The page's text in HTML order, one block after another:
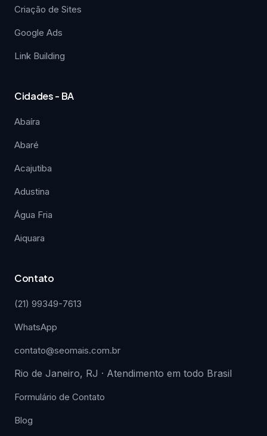
Criação de Sites
Google Ads
Link Building
Cidades - BA
Abaíra
Abaré
Acajutiba
Adustina
Água Fria
Aiquara
Contato
(21) 99349-7613
WhatsApp
contato@seomais.com.br
Rio de Janeiro, RJ · Atendimento em todo Brasil
Formulário de Contato
Blog